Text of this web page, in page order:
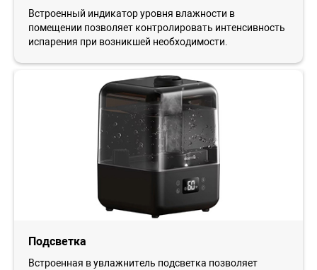
Встроенный индикатор уровня влажности в
помещении позволяет контролировать интенсивность
испарения при возникшей необходимости.
Подсветка
Встроенная в увлажнитель подсветка позволяет